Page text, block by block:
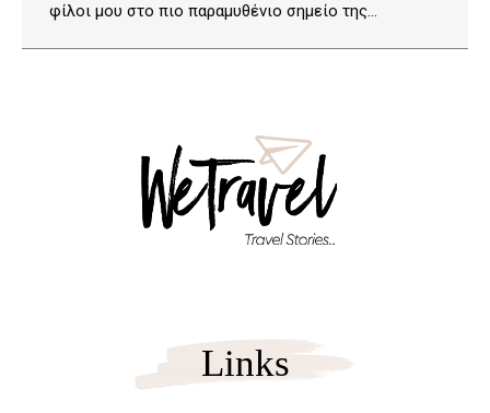
φίλοι μου στο πιο παραμυθένιο σημείο της…
Links